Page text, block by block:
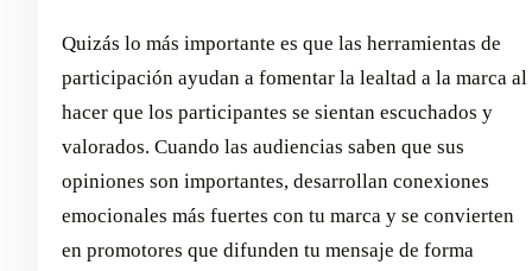
Quizás lo más importante es que las herramientas de
participación ayudan a fomentar la lealtad a la marca al
hacer que los participantes se sientan escuchados y
valorados. Cuando las audiencias saben que sus
opiniones son importantes, desarrollan conexiones
emocionales más fuertes con tu marca y se convierten
en promotores que difunden tu mensaje de forma